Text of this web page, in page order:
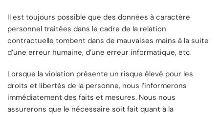
Il est toujours possible que des données à caractère
personnel traitées dans le cadre de la relation
contractuelle tombent dans de mauvaises mains à la suite
d’une erreur humaine, d’une erreur informatique, etc.
Lorsque la violation présente un risque élevé pour les
droits et libertés de la personne, nous l’informerons
immédiatement des faits et mesures. Nous nous
assurerons que le nécessaire soit fait quant à la